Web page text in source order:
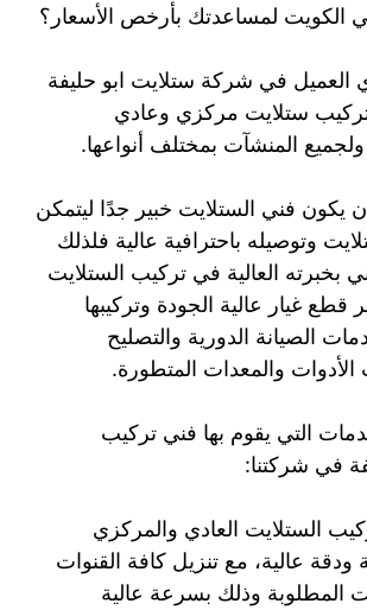
لمساعدتك بأرخص الأسعار؟
العميل في شركة ستلايت ابو حليفة
ستلايت مركزي وعادي
ولجميع المنشآت بمختلف أنواعها.
يكون فني الستلايت خبير جدًا ليتمكن
وتوصيله باحترافية عالية فلذلك
بخبرته العالية في تركيب الستلايت
قطع غيار عالية الجودة وتركيبها
الصيانة الدورية والتصليح
والمعدات المتطورة.
التي يقوم بها فني تركيب
في شركتنا:
الستلايت العادي والمركزي
ودقة عالية، مع تنزيل كافة القنوات
المطلوبة وذلك بسرعة عالية